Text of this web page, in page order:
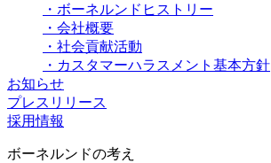
・ボーネルンドヒストリー
・会社概要
・社会貢献活動
・カスタマーハラスメント基本方針
お知らせ
プレスリリース
採用情報
ボーネルンドの考え